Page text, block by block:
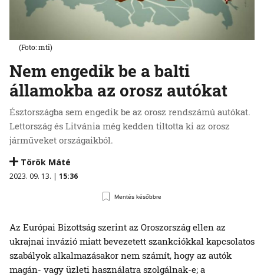
Nem engedik be a balti
államokba az orosz autókat
Észtországba sem engedik be az orosz rendszámú autókat.
Lettország és Litvánia még kedden tiltotta ki az orosz
járműveket országaikból.
Török Máté
2023. 09. 13. | 15:36
Mentés későbbre
(Foto: mti)
Az Európai Bizottság szerint az Oroszország ellen az
ukrajnai invázió miatt bevezetett szankciókkal kapcsolatos
szabályok alkalmazásakor nem számít, hogy az autók
magán- vagy üzleti használatra szolgálnak-e; a